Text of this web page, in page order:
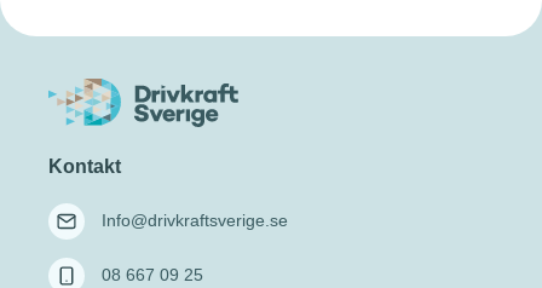
Kontakt
Info@drivkraftsverige.se
08 667 09 25